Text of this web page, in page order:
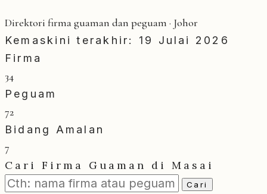
Direktori firma guaman dan peguam · Johor
Kemaskini terakhir: 19 Julai 2026
Firma
34
Peguam
72
Bidang Amalan
7
Cari Firma Guaman di Masai
Cari